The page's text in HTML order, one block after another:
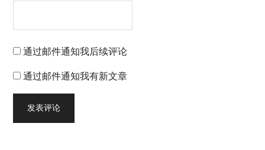
通过邮件通知我后续评论
通过邮件通知我有新文章